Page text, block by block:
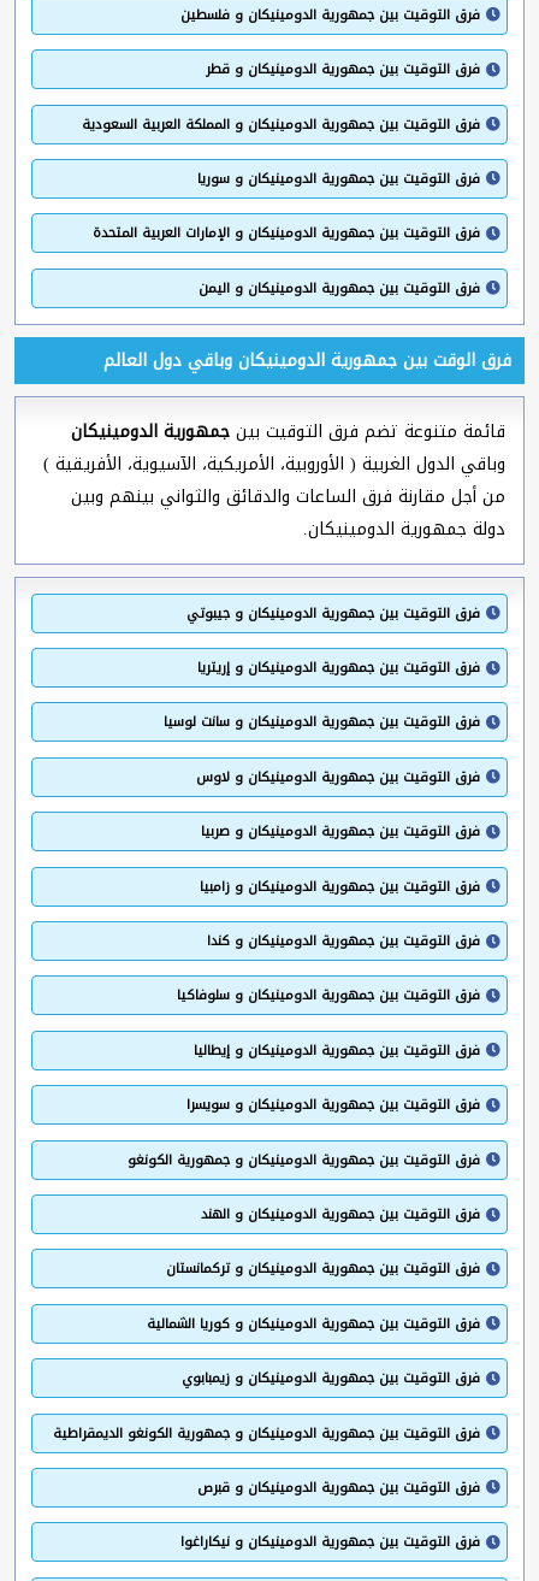
فرق التوقيت بين جمهورية الدومينيكان و فلسطين
فرق التوقيت بين جمهورية الدومينيكان و قطر
فرق التوقيت بين جمهورية الدومينيكان و المملكة العربية السعودية
فرق التوقيت بين جمهورية الدومينيكان و سوريا
فرق التوقيت بين جمهورية الدومينيكان و الإمارات العربية المتحدة
فرق التوقيت بين جمهورية الدومينيكان و اليمن
فرق الوقت بين جمهورية الدومينيكان وباقي دول العالم
قائمة متنوعة تضم فرق التوقيت بينجمهورية الدومينيكان
وباقي الدول الغربية ( الأوروبية، الأمريكية، الآسيوية، الأفريقية )
من أجل مقارنة فرق الساعات والدقائق والثواني بينهم وبين
دولة جمهورية الدومينيكان.
فرق التوقيت بين جمهورية الدومينيكان و جيبوتي
فرق التوقيت بين جمهورية الدومينيكان و إريتريا
فرق التوقيت بين جمهورية الدومينيكان و سانت لوسيا
فرق التوقيت بين جمهورية الدومينيكان و لاوس
فرق التوقيت بين جمهورية الدومينيكان و صربيا
فرق التوقيت بين جمهورية الدومينيكان و زامبيا
فرق التوقيت بين جمهورية الدومينيكان و كندا
فرق التوقيت بين جمهورية الدومينيكان و سلوفاكيا
فرق التوقيت بين جمهورية الدومينيكان و إيطاليا
فرق التوقيت بين جمهورية الدومينيكان و سويسرا
فرق التوقيت بين جمهورية الدومينيكان و جمهورية الكونغو
فرق التوقيت بين جمهورية الدومينيكان و الهند
فرق التوقيت بين جمهورية الدومينيكان و تركمانستان
فرق التوقيت بين جمهورية الدومينيكان و كوريا الشمالية
فرق التوقيت بين جمهورية الدومينيكان و زيمبابوي
فرق التوقيت بين جمهورية الدومينيكان و جمهورية الكونغو الديمقراطية
فرق التوقيت بين جمهورية الدومينيكان و قبرص
فرق التوقيت بين جمهورية الدومينيكان و نيكاراغوا